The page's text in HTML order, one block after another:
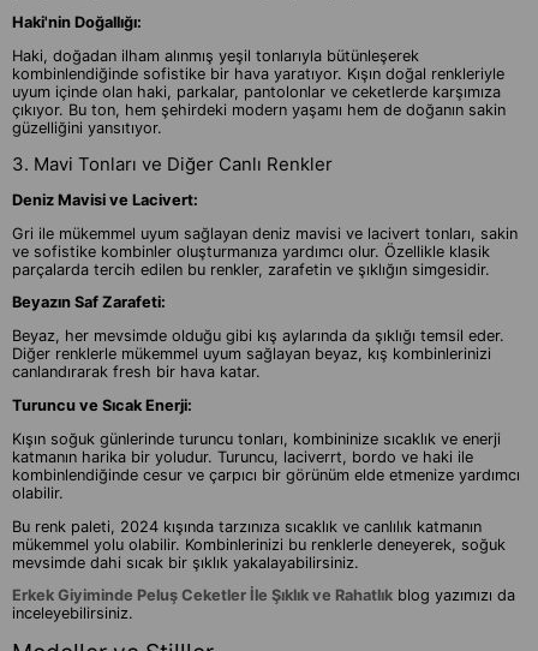
Haki'nin Doğallığı:
Haki, doğadan ilham alınmış yeşil tonlarıyla bütünleşerek
kombinlendiğinde sofistike bir hava yaratıyor. Kışın doğal renkleriyle
uyum içinde olan haki, parkalar, pantolonlar ve ceketlerde karşımıza
çıkıyor. Bu ton, hem şehirdeki modern yaşamı hem de doğanın sakin
güzelliğini yansıtıyor.
3. Mavi Tonları ve Diğer Canlı Renkler
Deniz Mavisi ve Lacivert:
Gri ile mükemmel uyum sağlayan deniz mavisi ve lacivert tonları, sakin
ve sofistike kombinler oluşturmanıza yardımcı olur. Özellikle klasik
parçalarda tercih edilen bu renkler, zarafetin ve şıklığın simgesidir.
Beyazın Saf Zarafeti:
Beyaz, her mevsimde olduğu gibi kış aylarında da şıklığı temsil eder.
Diğer renklerle mükemmel uyum sağlayan beyaz, kış kombinlerinizi
canlandırarak fresh bir hava katar.
Turuncu ve Sıcak Enerji:
Kışın soğuk günlerinde turuncu tonları, kombininize sıcaklık ve enerji
katmanın harika bir yoludur. Turuncu, laciverrt, bordo ve haki ile
kombinlendiğinde cesur ve çarpıcı bir görünüm elde etmenize yardımcı
olabilir.
Bu renk paleti, 2024 kışında tarzınıza sıcaklık ve canlılık katmanın
mükemmel yolu olabilir. Kombinlerinizi bu renklerle deneyerek, soğuk
mevsimde dahi sıcak bir şıklık yakalayabilirsiniz.
Erkek Giyiminde Peluş Ceketler İle Şıklık ve Rahatlık blog yazımızı da
inceleyebilirsiniz.